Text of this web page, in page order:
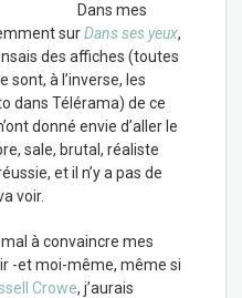
Dans mes
surDans ses yeux,
des affiches (toutes
sont, à l’inverse, les
dans Télérama) de ce
donné envie d’aller le
sale, brutal, réaliste
et il n’y a pas de
voir.
à convaincre mes
-et moi-même, même si
Crowe, j’aurais